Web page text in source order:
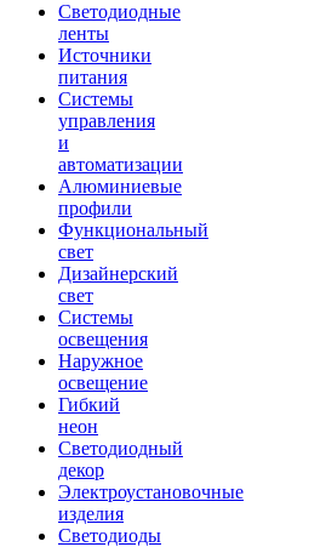
Светодиодные
ленты
Источники
питания
Системы
управления
и
автоматизации
Алюминиевые
профили
Функциональный
свет
Дизайнерский
свет
Системы
освещения
Наружное
освещение
Гибкий
неон
Светодиодный
декор
Электроустановочные
изделия
Светодиоды